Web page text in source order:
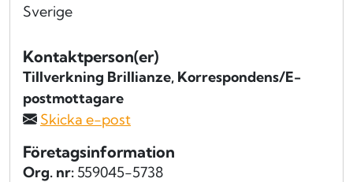
Sverige
Kontaktperson(er)
Tillverkning Brillianze, Korrespondens/E-
postmottagare
Skicka e-post
Företagsinformation
Org. nr: 559045-5738